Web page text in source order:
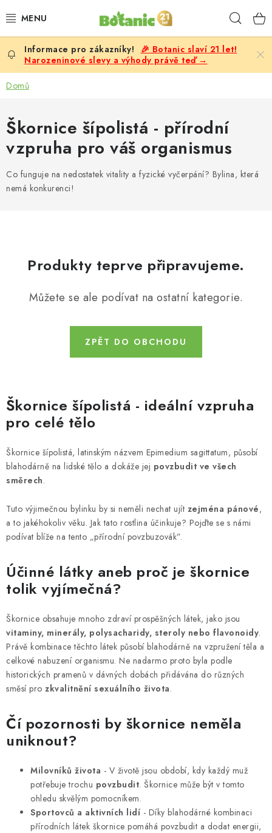
na
PREMIUM
DOPLŇKY STRAVY
CÍLE
POTRAVINY, NÁPOJE
SLEVY, AKCE
MUŽI
OSTATNÍ
🎉 Botanic slaví 21 let!
Narozeninové slevy a výhody právě teď →
Domů
Škornice šípolistá - přírodní
vzpruha pro váš organismus
Co funguje na nedostatek vitality a fyzické vyčerpání? Bylina, která
nemá konkurenci!
Produkty teprve připravujeme.
Můžete se ale podívat na ostatní kategorie.
ZPĚT DO OBCHODU
Škornice šípolistá - ideální vzpruha
pro celé tělo
Škornice šípolistá, latinským názvem Epimedium sagittatum, působí
blahodárně na lidské tělo a dokáže jej povzbudit ve všech
směrech.
Tuto výjimečnou bylinku by si neměli nechat ujít zejména pánové,
a to jakéhokoliv věku. Jak tato rostlina účinkuje? Pojďte se s námi
podívat blíže na tento „přírodní povzbuzovák”.
Účinné látky aneb proč je škornice
tolik vyjímečná?
Škornice obsahuje mnoho zdraví prospěšných látek, jako jsou
vitaminy, minerály, polysacharidy, steroly nebo flavonoidy.
Právě kombinace těchto látek působí blahodárně na vzpružení těla a
celkové nabuzení organismu. Ne nadarmo proto byla podle
historických pramenů v dávných dobách přidávána do různých
směsí pro zkvalitnění sexuálního života.
Čí pozornosti by škornice neměla
uniknout?
Milovníků života - V životě jsou období, kdy každý muž
potřebuje trochu povzbudit. Škornice může být v tomto
ohledu skvělým pomocníkem.
Sportovců a aktivních lidí - Díky blahodárné kombinaci
přírodních látek škornice pomáhá povzbudit a dodat energii,